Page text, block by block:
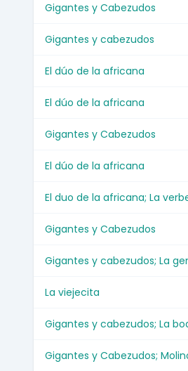
Gigantes y Cabezudos
Gigantes y cabezudos
El dúo de la africana
El dúo de la africana
Gigantes y Cabezudos
El dúo de la africana
El duo de la africana; La
Gigantes y Cabezudos
Gigantes y cabezudos; La
La viejecita
Gigantes y cabezudos; La
Gigantes y Cabezudos;